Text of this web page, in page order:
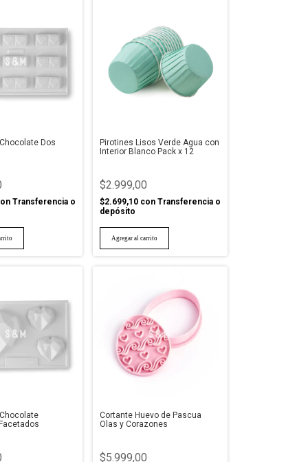
Dos
Transferencia o
Pirotines Lisos Verde Agua con
Interior Blanco Pack x 12
$2.999,00
$2.699,10 con Transferencia o
depósito
Cortante Huevo de Pascua
Olas y Corazones
$5.999,00